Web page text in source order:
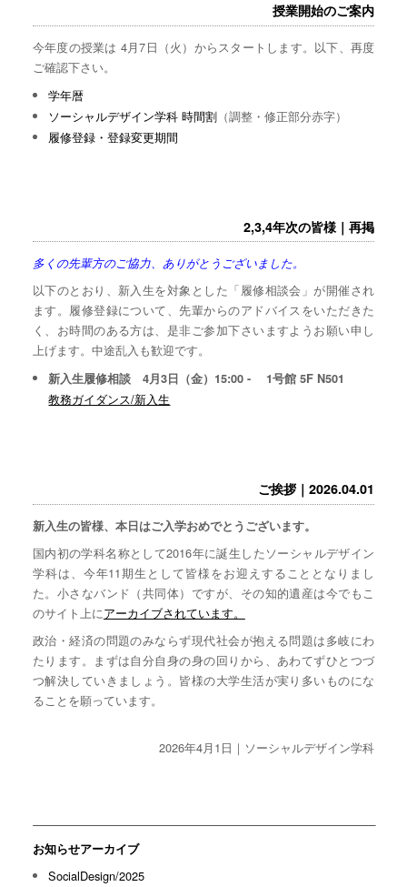
授業開始のご案内
今年度の授業は 4月7日（火）からスタートします。以下、再度
ご確認下さい。
学年暦
ソーシャルデザイン学科 時間割 （調整・修正部分赤字）
履修登録・登録変更期間
2,3,4年次の皆様｜再掲
多くの先輩方のご協力、ありがとうございました。
以下のとおり、新入生を対象とした「履修相談会」が開催され
ます。履修登録について、先輩からのアドバイスをいただきた
く、お時間のある方は、是非ご参加下さいますようお願い申し
上げます。中途乱入も歓迎です。
新入生履修相談 4月3日（金）15:00 - 1号館 5F N501
教務ガイダンス/新入生
ご挨拶｜2026.04.01
新入生の皆様、本日はご入学おめでとうございます。
国内初の学科名称として2016年に誕生したソーシャルデザイン
学科は、今年11期生として皆様をお迎えすることとなりまし
た。小さなバンド（共同体）ですが、その知的遺産は今でもこ
のサイト上にアーカイブされています。
政治・経済の問題のみならず現代社会が抱える問題は多岐にわ
たります。まずは自分自身の身の回りから、あわてずひとつづ
つ解決していきましょう。皆様の大学生活が実り多いものにな
ることを願っています。
2026年4月1日｜ソーシャルデザイン学科
お知らせアーカイブ
SocialDesign/2025